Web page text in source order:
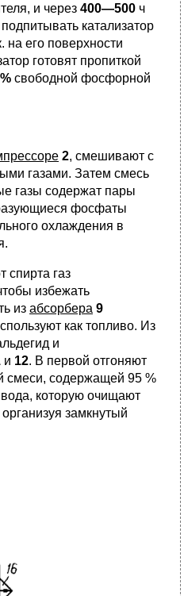
и через 400—500 ч
катализатор
на его поверхности
готовят пропиткой
свободной фосфорной
2, смешивают с
газами. Затем смесь
газы содержат пары
фосфаты
охлаждения в
спирта газ
избежать
из абсорбера 9
как топливо. Из
и
и 12. В первой отгоняют
смеси, содержащей 95 %
вода, которую очищают
замкнутый